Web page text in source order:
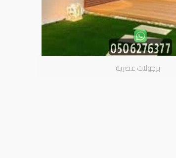
برجولات عصرية